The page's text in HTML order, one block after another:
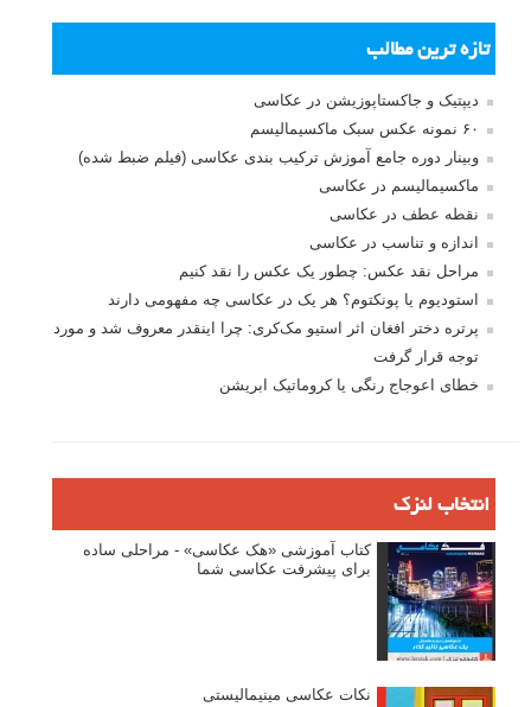
تازه ترین مطالب
دیپتیک و جاکستا‌پوزیشن در عکاسی
۶۰ نمونه عکس سبک ماکسیمالیسم
وبینار دوره جامع آموزش ترکیب بندی عکاسی (فیلم ضبط شده)
ماکسیمالیسم در عکاسی
نقطه عطف در عکاسی
اندازه و تناسب در عکاسی
مراحل نقد عکس: چطور یک عکس را نقد کنیم
استودیوم یا پونکتوم؟ هر یک در عکاسی چه مفهومی دارند
پرتره دختر افغان اثر استیو مک‌کری: چرا اینقدر معروف شد و مورد
توجه قرار گرفت
خطای اعوجاج رنگی یا کروماتیک ابریشن
انتخاب لنزک
کتاب آموزشی «هک عکاسی» - مراحلی ساده
برای پیشرفت عکاسی شما
نکات عکاسی مینیمالیستی